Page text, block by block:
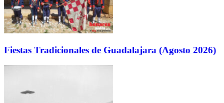
Fiestas Tradicionales de Guadalajara (Agosto 2026)